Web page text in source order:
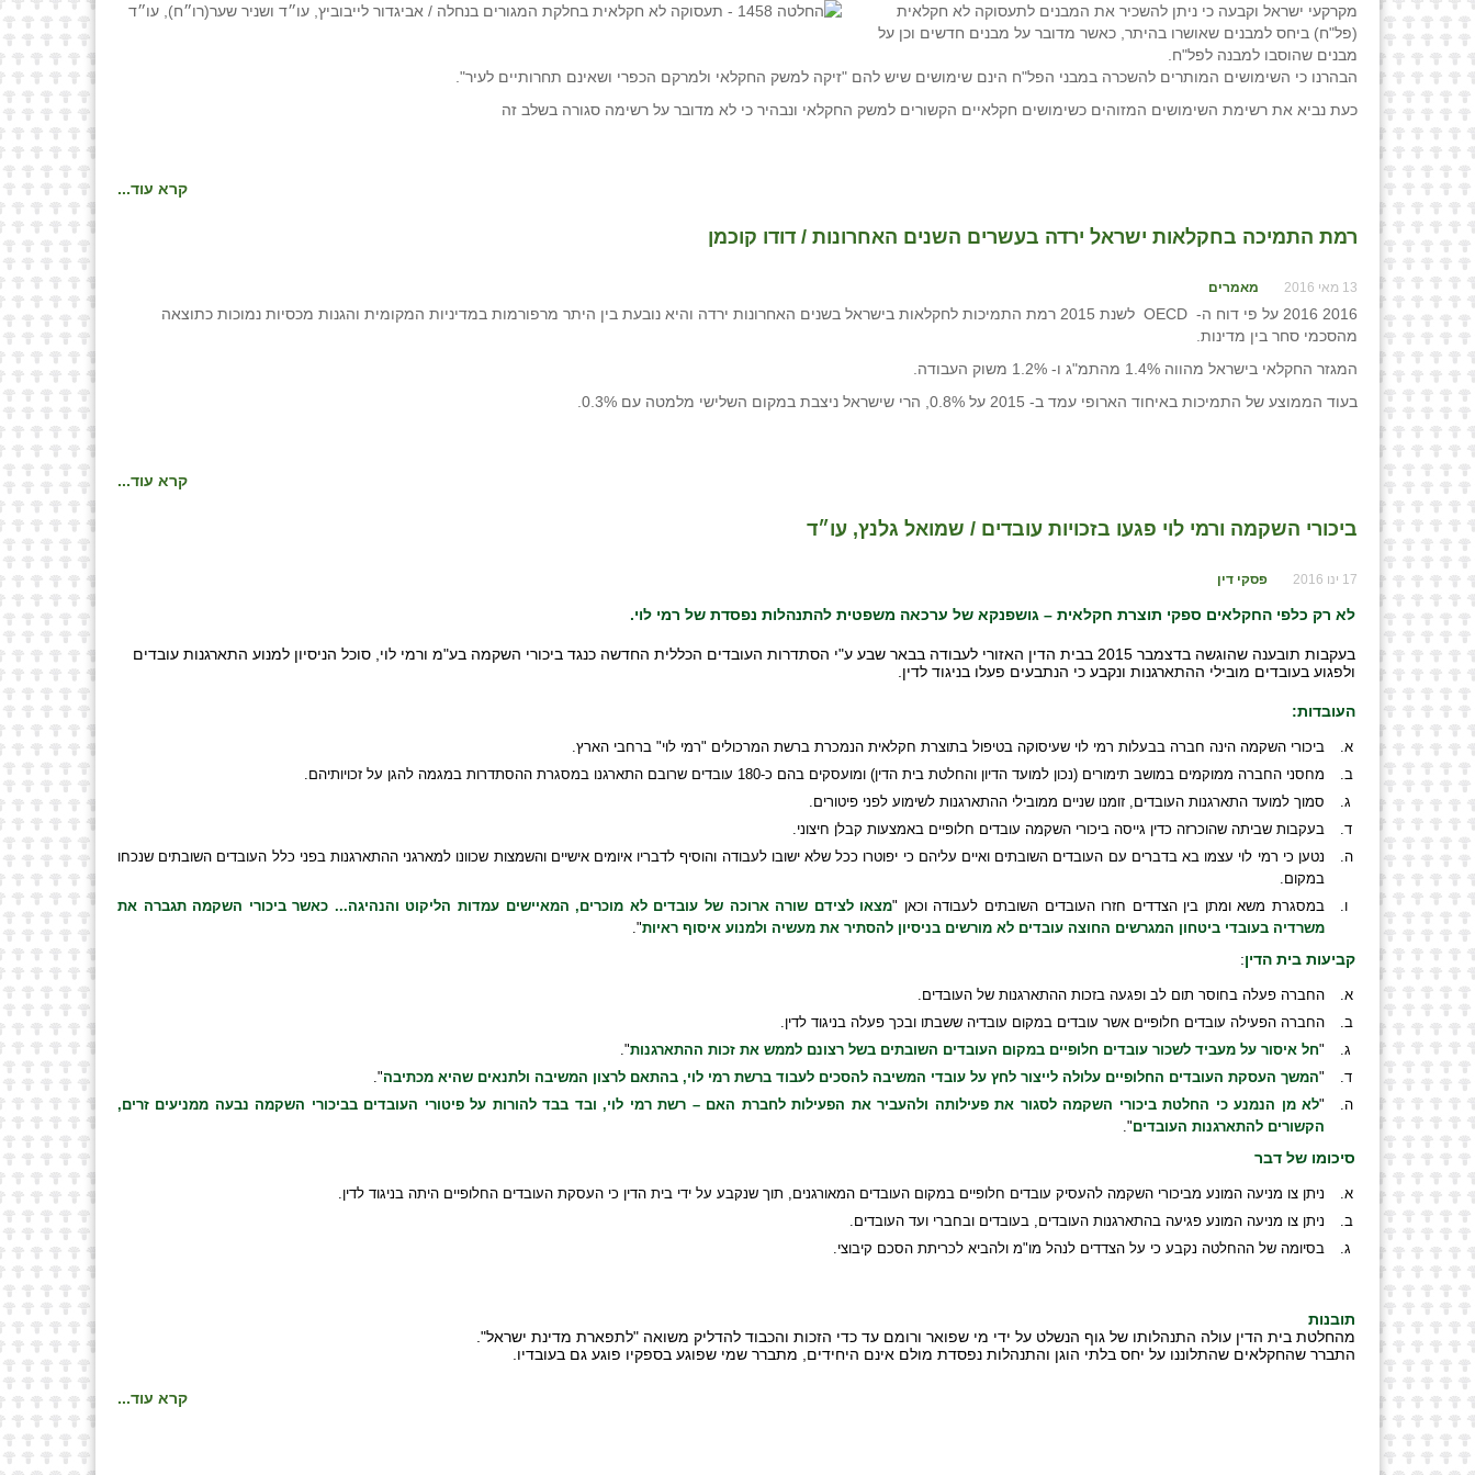
מקרקעי ישראל וקבעה כי ניתן להשכיר את המבנים לתעסוקה לא חקלאית
(פל"ח) ביחס למבנים שאושרו בהיתר, כאשר מדובר על מבנים חדשים וכן על
מבנים שהוסבו למבנה לפל"ח.
הבהרנו כי השימושים המותרים להשכרה במבני הפל"ח הינם שימושים שיש להם "זיקה למשק החקלאי ולמרקם הכפרי ושאינם תחרותיים לעיר".
כעת נביא את רשימת השימושים המזוהים כשימושים חקלאיים הקשורים למשק החקלאי ונבהיר כי לא מדובר על רשימה סגורה בשלב זה
קרא עוד...
רמת התמיכה בחקלאות ישראל ירדה בעשרים השנים האחרונות / דודו קוכמן
13 מאי 2016 מאמרים
2016 2016 על פי דוח ה- OECD לשנת 2015 רמת התמיכות לחקלאות בישראל בשנים האחרונות ירדה והיא נובעת בין היתר מרפורמות במדיניות המקומית והגנות מכסיות נמוכות כתוצאה
מהסכמי סחר בין מדינות.
המגזר החקלאי בישראל מהווה 1.4% מהתמ"ג ו- 1.2% משוק העבודה.
בעוד הממוצע של התמיכות באיחוד הארופי עמד ב- 2015 על 0.8%, הרי שישראל ניצבת במקום השלישי מלמטה עם 0.3%.
קרא עוד...
ביכורי השקמה ורמי לוי פגעו בזכויות עובדים / שמואל גלנץ, עו״ד
17 ינו 2016 פסקי דין
לא רק כלפי החקלאים ספקי תוצרת חקלאית – גושפנקא של ערכאה משפטית להתנהלות נפסדת של רמי לוי.
בעקבות תובענה שהוגשה בדצמבר 2015 בבית הדין האזורי לעבודה בבאר שבע ע"י הסתדרות העובדים הכללית החדשה כנגד ביכורי השקמה בע"מ ורמי לוי, סוכל הניסיון למנוע התארגנות עובדים
ולפגוע בעובדים מובילי ההתארגנות ונקבע כי הנתבעים פעלו בניגוד לדין.
העובדות:
ביכורי השקמה הינה חברה בבעלות רמי לוי שעיסוקה בטיפול בתוצרת חקלאית הנמכרת ברשת המרכולים "רמי לוי" ברחבי הארץ.
מחסני החברה ממוקמים במושב תימורים (נכון למועד הדיון והחלטת בית הדין) ומועסקים בהם כ-180 עובדים שרובם התארגנו במסגרת ההסתדרות במגמה להגן על זכויותיהם.
סמוך למועד התארגנות העובדים, זומנו שניים ממובילי ההתארגנות לשימוע לפני פיטורים.
בעקבות שביתה שהוכרזה כדין גייסה ביכורי השקמה עובדים חלופיים באמצעות קבלן חיצוני.
נטען כי רמי לוי עצמו בא בדברים עם העובדים השובתים ואיים עליהם כי יפוטרו ככל שלא ישובו לעבודה והוסיף לדבריו איומים אישיים והשמצות שכוונו למארגני ההתארגנות בפני כלל העובדים השובתים שנכחו
במקום.
במסגרת משא ומתן בין הצדדים חזרו העובדים השובתים לעבודה וכאן "מצאו לצידם שורה ארוכה של עובדים לא מוכרים, המאיישים עמדות הליקוט והנהיגה... כאשר ביכורי השקמה תגברה את
משרדיה בעובדי ביטחון המגרשים החוצה עובדים לא מורשים בניסיון להסתיר את מעשיה ולמנוע איסוף ראיות".
קביעות בית הדין:
החברה פעלה בחוסר תום לב ופגעה בזכות ההתארגנות של העובדים.
החברה הפעילה עובדים חלופיים אשר עובדים במקום עובדיה ששבתו ובכך פעלה בניגוד לדין.
"חל איסור על מעביד לשכור עובדים חלופיים במקום העובדים השובתים בשל רצונם לממש את זכות ההתארגנות".
"המשך העסקת העובדים החלופיים עלולה לייצור לחץ על עובדי המשיבה להסכים לעבוד ברשת רמי לוי, בהתאם לרצון המשיבה ולתנאים שהיא מכתיבה".
"לא מן הנמנע כי החלטת ביכורי השקמה לסגור את פעילותה ולהעביר את הפעילות לחברת האם – רשת רמי לוי, ובד בבד להורות על פיטורי העובדים בביכורי השקמה נבעה ממניעים זרים,
הקשורים להתארגנות העובדים".
סיכומו של דבר
ניתן צו מניעה המונע מביכורי השקמה להעסיק עובדים חלופיים במקום העובדים המאורגנים, תוך שנקבע על ידי בית הדין כי העסקת העובדים החלופיים היתה בניגוד לדין.
ניתן צו מניעה המונע פגיעה בהתארגנות העובדים, בעובדים ובחברי ועד העובדים.
בסיומה של ההחלטה נקבע כי על הצדדים לנהל מו"מ ולהביא לכריתת הסכם קיבוצי.
תובנות
מהחלטת בית הדין עולה התנהלותו של גוף הנשלט על ידי מי שפואר ורומם עד כדי הזכות והכבוד להדליק משואה "לתפארת מדינת ישראל".
התברר שהחקלאים שהתלוננו על יחס בלתי הוגן והתנהלות נפסדת מולם אינם היחידים, מתברר שמי שפוגע בספקיו פוגע גם בעובדיו.
קרא עוד...